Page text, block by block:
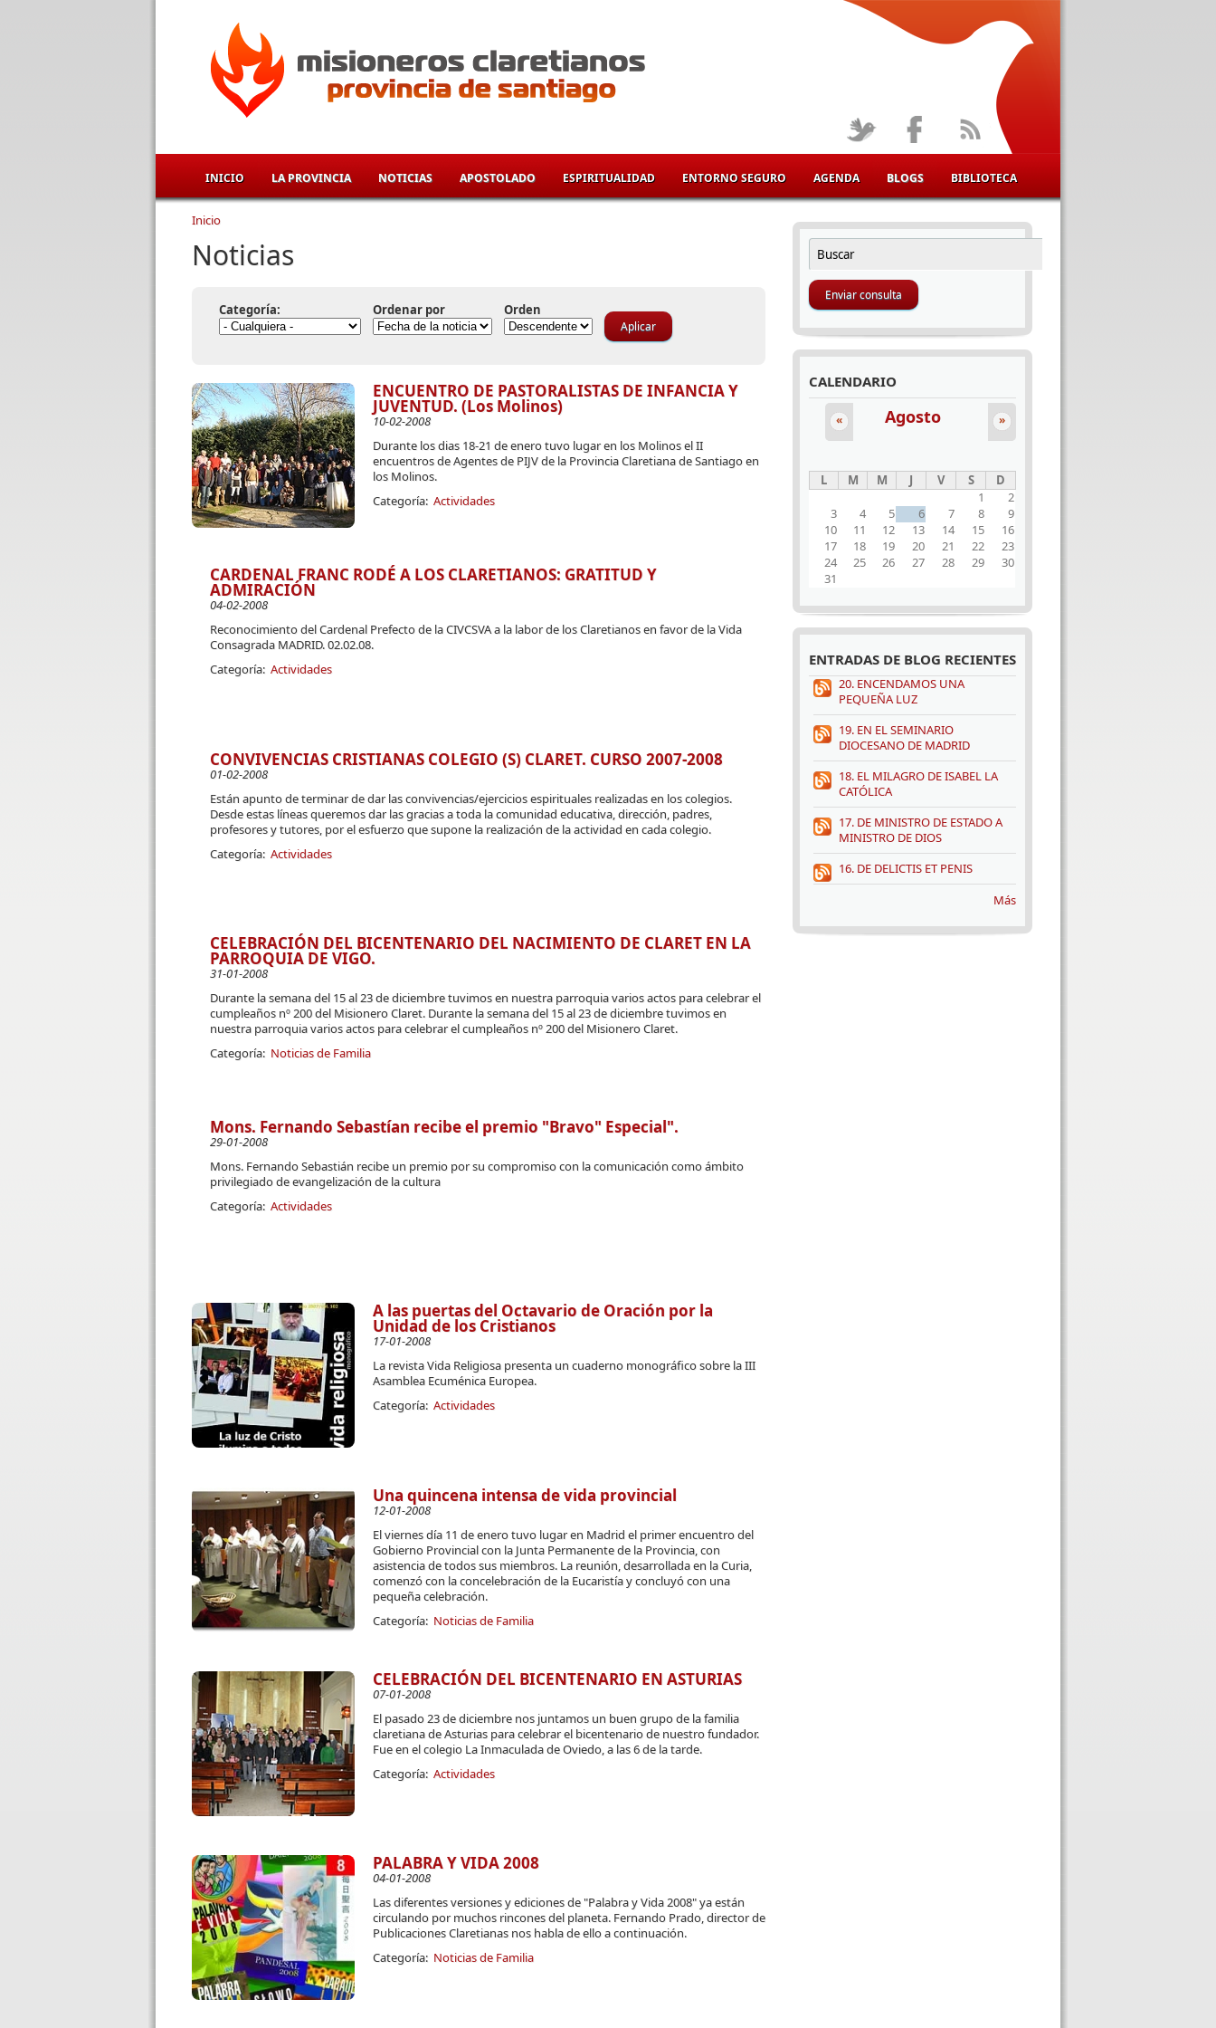
INICIO LA PROVINCIA NOTICIAS APOSTOLADO ESPIRITUALIDAD ENTORNO SEGURO AGENDA BLOGS BIBLIOTECA
Se encuentra usted aquí
Inicio
Noticias
Categoría: Ordenar por Orden
ENCUENTRO DE PASTORALISTAS DE INFANCIA Y
JUVENTUD. (Los Molinos)
10-02-2008
Durante los dias 18-21 de enero tuvo lugar en los Molinos el II
encuentros de Agentes de PIJV de la Provincia Claretiana de Santiago en
los Molinos.
Categoría: Actividades
CARDENAL FRANC RODÉ A LOS CLARETIANOS: GRATITUD Y
ADMIRACIÓN
04-02-2008
Reconocimiento del Cardenal Prefecto de la CIVCSVA a la labor de los Claretianos en favor de la Vida
Consagrada MADRID. 02.02.08.
Categoría: Actividades
CONVIVENCIAS CRISTIANAS COLEGIO (S) CLARET. CURSO 2007-2008
01-02-2008
Están apunto de terminar de dar las convivencias/ejercicios espirituales realizadas en los colegios.
Desde estas líneas queremos dar las gracias a toda la comunidad educativa, dirección, padres,
profesores y tutores, por el esfuerzo que supone la realización de la actividad en cada colegio.
Categoría: Actividades
CELEBRACIÓN DEL BICENTENARIO DEL NACIMIENTO DE CLARET EN LA
PARROQUIA DE VIGO.
31-01-2008
Durante la semana del 15 al 23 de diciembre tuvimos en nuestra parroquia varios actos para celebrar el
cumpleaños nº 200 del Misionero Claret. Durante la semana del 15 al 23 de diciembre tuvimos en
nuestra parroquia varios actos para celebrar el cumpleaños nº 200 del Misionero Claret.
Categoría: Noticias de Familia
Mons. Fernando Sebastían recibe el premio "Bravo" Especial".
29-01-2008
Mons. Fernando Sebastián recibe un premio por su compromiso con la comunicación como ámbito
privilegiado de evangelización de la cultura
Categoría: Actividades
A las puertas del Octavario de Oración por la
Unidad de los Cristianos
17-01-2008
La revista Vida Religiosa presenta un cuaderno monográfico sobre la III
Asamblea Ecuménica Europea.
Categoría: Actividades
Una quincena intensa de vida provincial
12-01-2008
El viernes día 11 de enero tuvo lugar en Madrid el primer encuentro del
Gobierno Provincial con la Junta Permanente de la Provincia, con
asistencia de todos sus miembros. La reunión, desarrollada en la Curia,
comenzó con la concelebración de la Eucaristía y concluyó con una
pequeña celebración.
Categoría: Noticias de Familia
CELEBRACIÓN DEL BICENTENARIO EN ASTURIAS
07-01-2008
El pasado 23 de diciembre nos juntamos un buen grupo de la familia
claretiana de Asturias para celebrar el bicentenario de nuestro fundador.
Fue en el colegio La Inmaculada de Oviedo, a las 6 de la tarde.
Categoría: Actividades
PALABRA Y VIDA 2008
04-01-2008
Las diferentes versiones y ediciones de "Palabra y Vida 2008" ya están
circulando por muchos rincones del planeta. Fernando Prado, director de
Publicaciones Claretianas nos habla de ello a continuación.
Categoría: Noticias de Familia
FORMULARIO DE BÚSQUEDA
Buscar
CALENDARIO
Agosto
« »
L M M J V S
D
1
2
3
4 5 6 7 8
9
10
11 12 13 14 15
16
17
18 19 20 21 22
23
24
25 26 27 28 29
30
31
ENTRADAS DE BLOG RECIENTES
20. ENCENDAMOS UNA
PEQUEÑA LUZ
19. EN EL SEMINARIO
DIOCESANO DE MADRID
18. EL MILAGRO DE ISABEL LA
CATÓLICA
17. DE MINISTRO DE ESTADO A
MINISTRO DE DIOS
16. DE DELICTIS ET PENIS
Más